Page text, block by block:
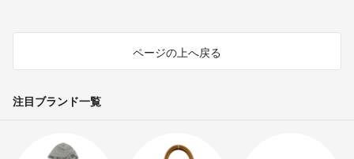
ページの上へ戻る
注目ブランド一覧